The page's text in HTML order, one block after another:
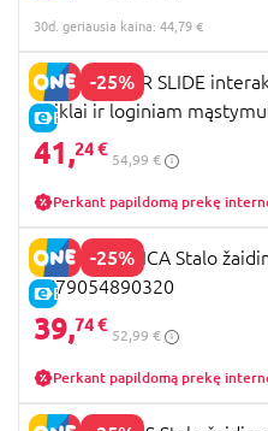
30d. geriausia kaina: 44,79 €
-25%
E-KAINA
GIIKER SUPER SLIDE
veiklai ir loginiam
41,24 €
54,99 €
Perkant papildomą prekę
-25%
E-KAINA
TERRA PUBLICA Stalo
4779054890320
39,74 €
52,99 €
Perkant papildomą prekę